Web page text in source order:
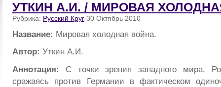
УТКИН А.И. / МИРОВАЯ
Рубрика: Русский Круг 30 Октябрь 2010
Название: Мировая холодная война.
Автор: Уткин А.И.
Аннотация: С точки зрения западного мира,
сражаясь против Германии в фактическом